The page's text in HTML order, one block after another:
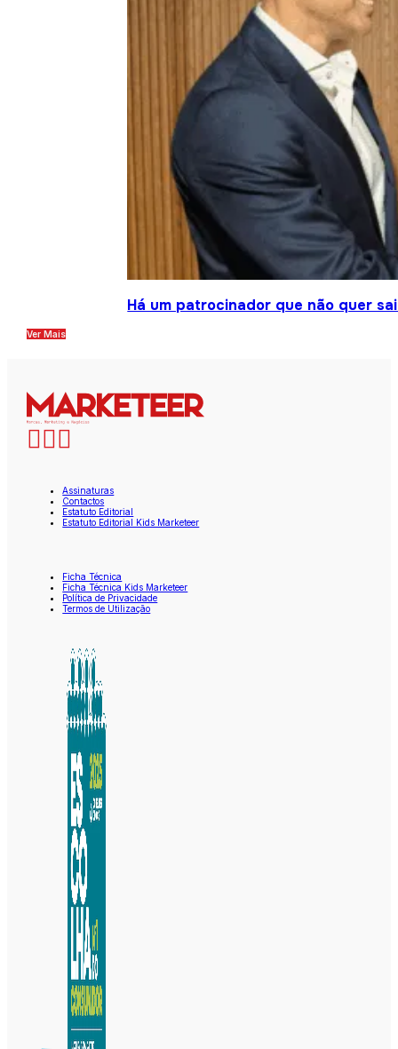
Há um patrocinador que não quer
Ver Mais
Assinaturas
Contactos
Estatuto Editorial
Estatuto Editorial Kids Marketeer
Ficha Técnica
Ficha Técnica Kids Marketeer
Política de Privacidade
Termos de Utilização